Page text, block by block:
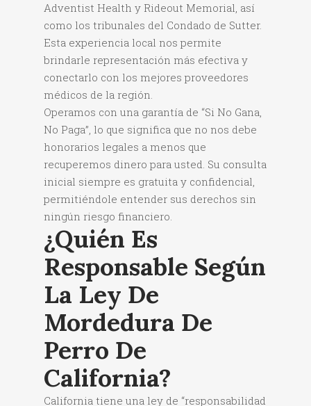
Adventist Health y Rideout Memorial, así
como los tribunales del Condado de Sutter.
Esta experiencia local nos permite
brindarle representación más efectiva y
conectarlo con los mejores proveedores
médicos de la región.
Operamos con una garantía de “Si No Gana,
No Paga”, lo que significa que no nos debe
honorarios legales a menos que
recuperemos dinero para usted. Su consulta
inicial siempre es gratuita y confidencial,
permitiéndole entender sus derechos sin
ningún riesgo financiero.
¿Quién Es
Responsable Según
La Ley De
Mordedura De
Perro De
California?
California tiene una ley de “responsabilidad